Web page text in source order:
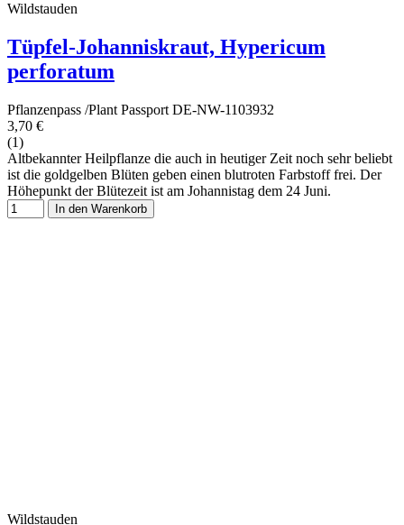
Wildstauden
Tüpfel-Johanniskraut, Hypericum
perforatum
Pflanzenpass /Plant Passport DE-NW-1103932
3,70 €
(1)
Altbekannter Heilpflanze die auch in heutiger Zeit noch sehr beliebt
ist die goldgelben Blüten geben einen blutroten Farbstoff frei. Der
Höhepunkt der Blütezeit ist am Johannistag dem 24 Juni.
In den Warenkorb
Wildstauden